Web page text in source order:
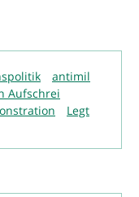
antimil
Aufschrei
Legt